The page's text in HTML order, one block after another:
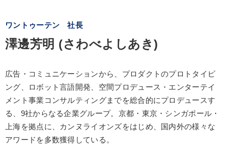
ワントゥーテン 社長
澤邊芳明 (さわべよしあき)
広告・コミュニケーションから、プロダクトのプロトタイピ
ング、ロボット言語開発、空間プロデュース・エンターテイ
メント事業コンサルティングまでを総合的にプロデュースす
る、9社からなる企業グループ。京都・東京・シンガポール・
上海を拠点に、カンヌライオンズをはじめ、国内外の様々な
アワードを多数獲得している。